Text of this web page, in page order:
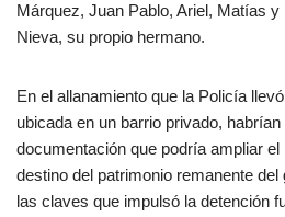
Márquez, Juan Pablo, Ariel, Matías y
Nieva, su propio hermano.
En el allanamiento que la Policía
ubicada en un barrio privado,
documentación que podría ampliar
destino del patrimonio remanente
las claves que impulsó la detención